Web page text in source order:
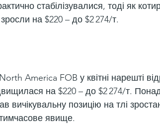
стабілізувалися, тоді як
на $220 – до $2 274/т.
America FOB у квітні нарешті
на $220 – до $2 274/т.
вичікувальну позицію на тлі
явище.